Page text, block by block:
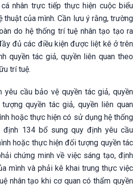
nhân trực tiếp thực hiện cuộc biểu
thuật của mình. Cần lưu ý rằng, trường
do hệ thống trí tuệ nhân tạo tạo ra
đủ các điều kiện được liệt kê ở trên
quyền tác giả, quyền liên quan theo
trí tuệ.
yêu cầu bảo vệ quyền tác giả, quyền
quyền tác giả, quyền liên quan
hoặc thực hiện có sử dụng hệ thống
định 134 bổ sung quy định yêu cầu
hoặc thực hiện đối tượng quyền tác
chứng minh về việc sáng tạo, định
mình và phải kê khai trung thực việc
nhân tạo khi cơ quan có thẩm quyền